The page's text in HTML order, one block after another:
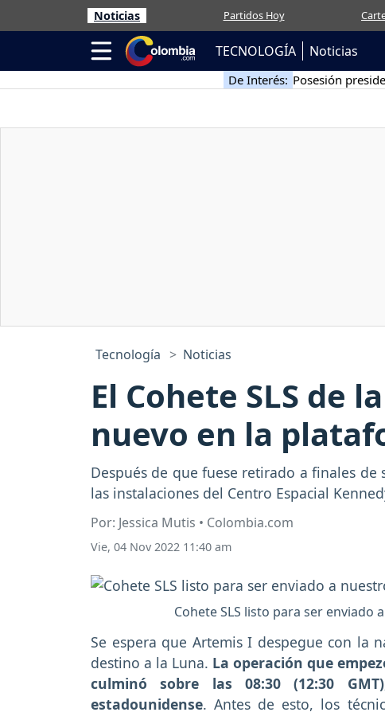
Noticias Partidos Hoy
TECNOLOGÍA Noticias
De Interés: Posesión
Tecnología Noticias
El Cohete SLS de
nuevo en la
Después de que fuese retirado a finales
las instalaciones del Centro Espacial
Por: Jessica Mutis • Colombia.com
Vie, 04 Nov 2022 11:40 am
Cohete SLS listo para ser enviado
Se espera que Artemis I despegue con la
destino a la Luna. La operación que
culminó sobre las 08:30 (12:30
estadounidense. Antes de esto, los